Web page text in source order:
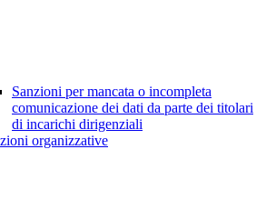
Sanzioni per mancata o incompleta
comunicazione dei dati da parte dei titolari
di incarichi dirigenziali
organizzative